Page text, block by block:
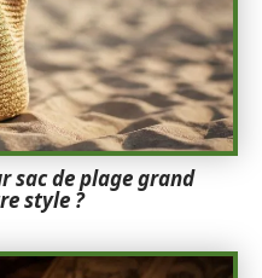
sac de plage grand
style ?